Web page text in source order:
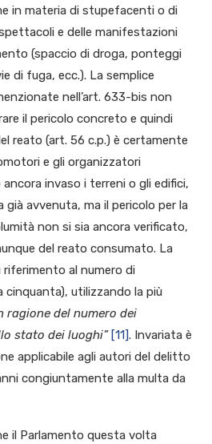
in materia di stupefacenti o di
e delle manifestazioni
(spaccio di droga, ponteggi
di fuga, ecc.). La semplice
nell’art. 633-bis non
il pericolo concreto e quindi
reato (art. 56 c.p.) è certamente
e gli organizzatori
invaso i terreni o gli edifici,
già avvenuta, ma il pericolo per la
non si sia ancora verificato,
del reato consumato. La
al numero di
cinquanta), utilizzando la più
ragione del numero dei
stato dei luoghi” [11]. Invariata è
applicabile agli autori del delitto
congiuntamente alla multa da
il Parlamento questa volta